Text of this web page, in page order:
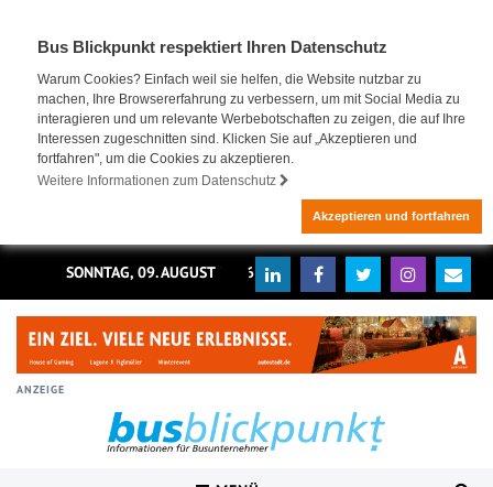
Bus Blickpunkt respektiert Ihren Datenschutz
Warum Cookies? Einfach weil sie helfen, die Website nutzbar zu
machen, Ihre Browsererfahrung zu verbessern, um mit Social Media zu
interagieren und um relevante Werbebotschaften zu zeigen, die auf Ihre
Interessen zugeschnitten sind. Klicken Sie auf „Akzeptieren und
fortfahren", um die Cookies zu akzeptieren.
Weitere Informationen zum Datenschutz
Akzeptieren und fortfahren
SONNTAG, 09. AUGUST 2026
ANZEIGE